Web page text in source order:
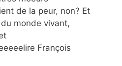
de la peur, non? Et
monde vivant,
François